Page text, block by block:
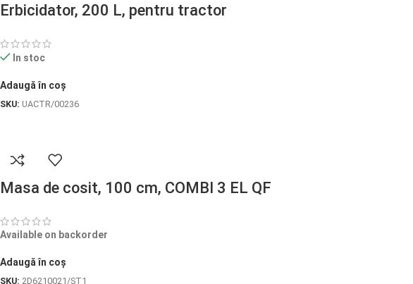
Erbicidator, 200 L, pentru tractor
In stoc
Adaugă în coș
SKU: UACTR/00236
Masa de cosit, 100 cm, COMBI 3 EL QF
Available on backorder
Adaugă în coș
SKU: 2D6210021/ST1